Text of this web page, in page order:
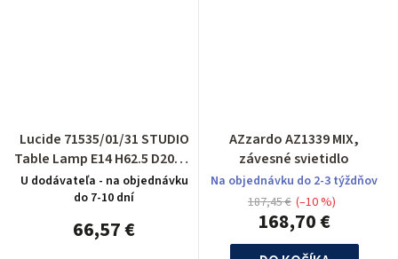
Lucide 71535/01/31 STUDIO
Table Lamp E14 H62.5 D20cm
White
U dodávateľa - na objednávku
do 7-10 dní
66,57 €
AZzardo AZ1339 MIX,
závesné svietidlo
Na objednávku do 2-3 týždňov
168,70 €
187,45 € (–10 %)